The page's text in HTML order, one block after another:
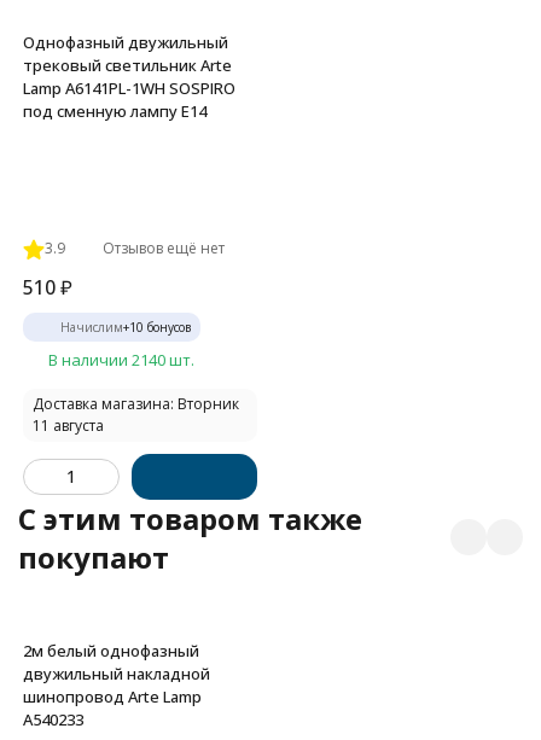
Однофазный двужильный
трековый светильник Arte
Lamp A6141PL-1WH SOSPIRO
под сменную лампу Е14
3.9 Отзывов ещё нет
510₽
Начислим+10 бонусов
В наличии 2140 шт.
Доставка магазина: Вторник
11 августа
C этим товаром также
покупают
2м белый однофазный
двужильный накладной
шинопровод Arte Lamp
A540233